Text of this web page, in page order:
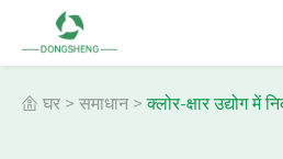
घर > समाधान > क्लोर-क्षार उद्योग में